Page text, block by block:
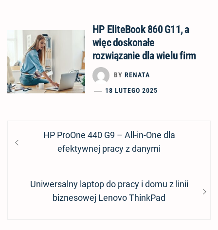
HP EliteBook 860 G11, a
więc doskonałe
rozwiązanie dla wielu firm
BY RENATA
18 LUTEGO 2025
Nawigacja
wpisu
Previous
post:
HP ProOne 440 G9 – All-in-One dla
efektywnej pracy z danymi
Next
Uniwersalny laptop do pracy i domu z linii
biznesowej Lenovo ThinkPad